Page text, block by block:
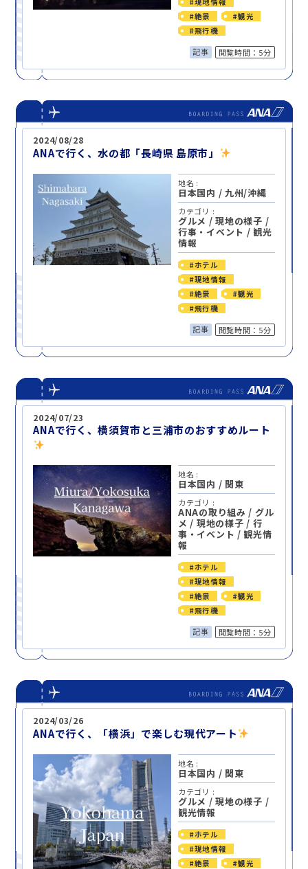
#絶景
#観光
#飛行機
記事 閲覧時間：5分
2024/08/28
ANAで行く、水の都「長崎県 島原市」
地名 :
日本国内 /九州/沖縄
カテゴリ :
グルメ /現地の様子 /
行事・イベント / 観光
情報
#ホテル
#現地情報
#絶景
#観光
#飛行機
記事 閲覧時間：5分
2024/07/23
ANAで行く、横須賀市と三浦市のおすすめルート
地名 :
日本国内 / 関東
カテゴリ :
ANAの取り組み / グル
メ / 現地の様子 / 行
事・イベント / 観光情
報
#ホテル
#現地情報
#絶景
#観光
#飛行機
記事 閲覧時間：5分
2024/03/26
ANAで行く、「横浜」で楽しむ現代アート
地名 :
日本国内 / 関東
カテゴリ :
グルメ /現地の様子 /
観光情報
#ホテル
#現地情報
#絶景
#観光